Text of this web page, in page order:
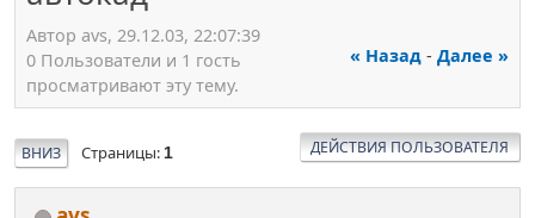
Автор avs, 29.12.03, 22:07:39
« Назад - Далее »
0 Пользователи и 1 гость
просматривают эту тему.
ВНИЗ Страницы 1 ДЕЙСТВИЯ ПОЛЬЗОВАТЕЛЯ